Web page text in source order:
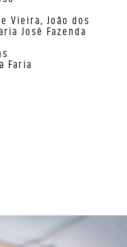
Vieira, João dos
José Fazenda
Faria